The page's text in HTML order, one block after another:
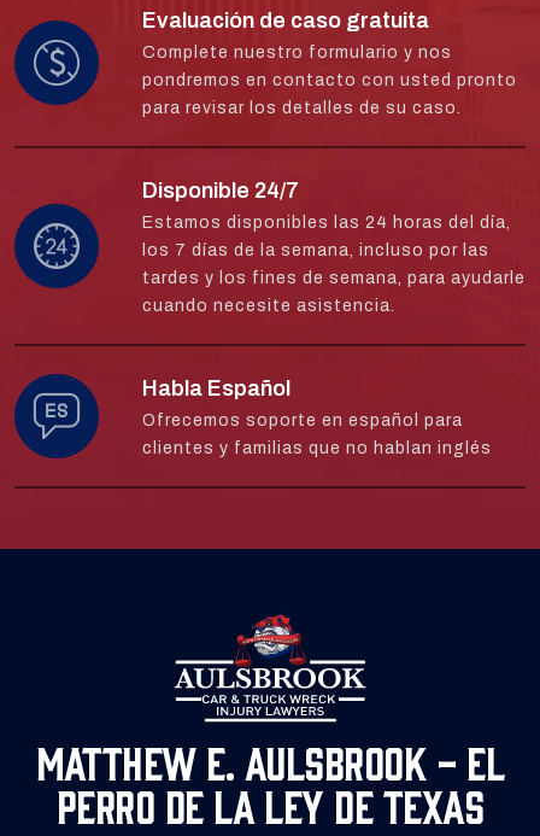
Evaluación de caso gratuita
Complete nuestro formulario y nos
pondremos en contacto con usted pronto
para revisar los detalles de su caso.
Disponible 24/7
Estamos disponibles las 24 horas del día,
los 7 días de la semana, incluso por las
tardes y los fines de semana, para ayudarle
cuando necesite asistencia.
Habla Español
Ofrecemos soporte en español para
clientes y familias que no hablan inglés
Matthew E. Aulsbrook - El
Perro de la Ley de Texas